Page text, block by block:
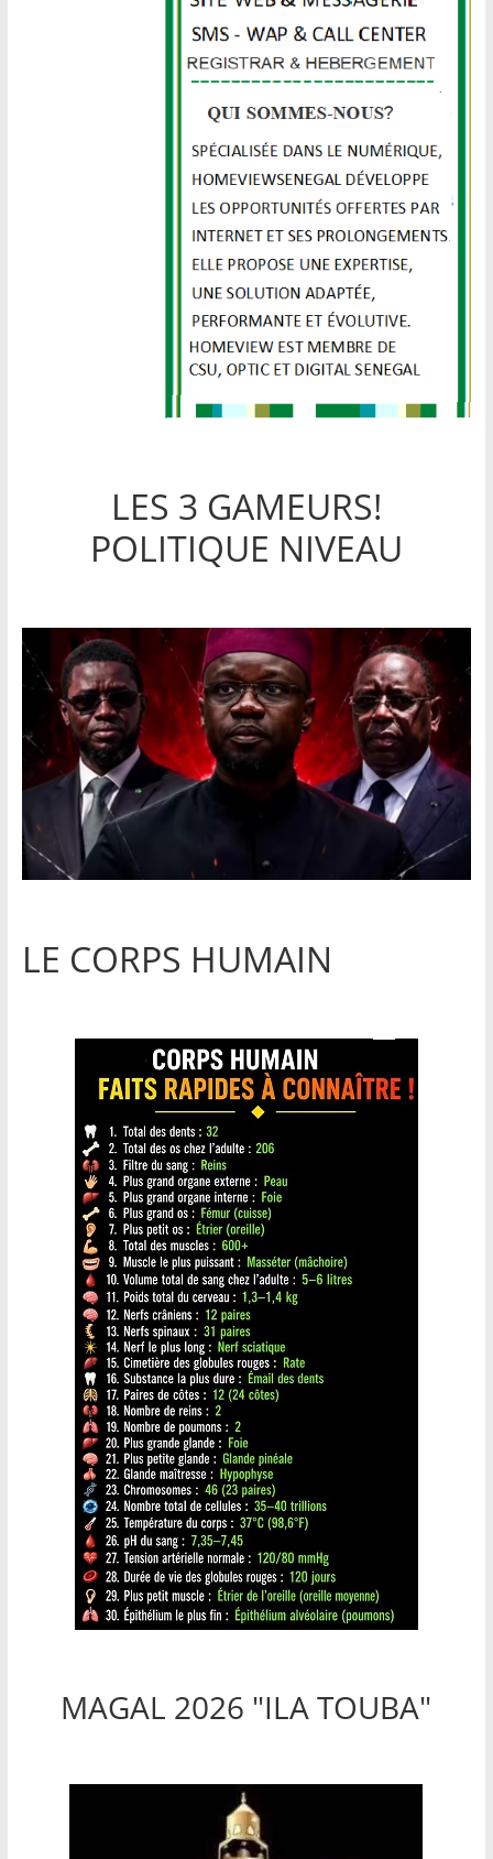
LES 3 GAMEURS!
POLITIQUE NIVEAU
LE CORPS HUMAIN
MAGAL 2026 "ILA TOUBA"